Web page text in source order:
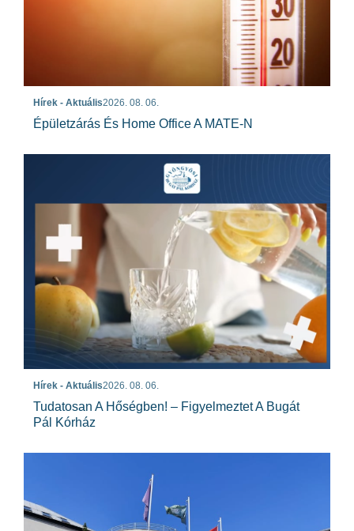
Hírek - Aktuális2026. 08. 06.
Épületzárás És Home Office A MATE-N
Hírek - Aktuális2026. 08. 06.
Tudatosan A Hőségben! – Figyelmeztet A Bugát
Pál Kórház